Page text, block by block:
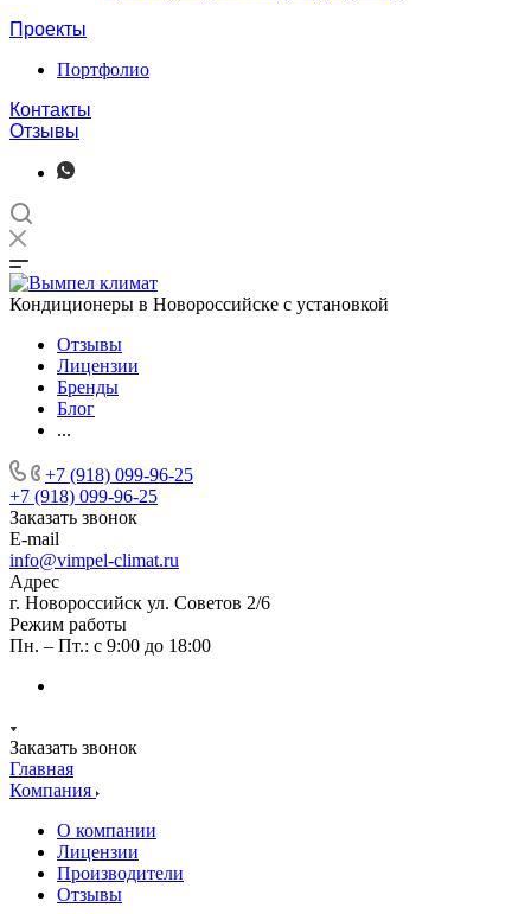
Проекты
Портфолио
Контакты
Отзывы
Кондиционеры в Новороссийске с установкой
Отзывы
Лицензии
Бренды
Блог
...
+7 (918) 099-96-25
+7 (918) 099-96-25
Заказать звонок
E-mail
info@vimpel-climat.ru
Адрес
г. Новороссийск ул. Советов 2/6
Режим работы
Пн. – Пт.: с 9:00 до 18:00
Заказать звонок
Главная
Компания
О компании
Лицензии
Производители
Отзывы